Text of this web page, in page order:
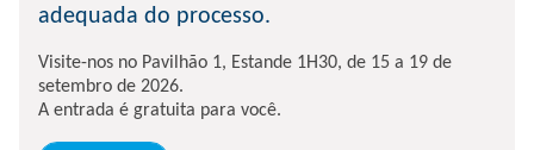
adequada do processo.
Visite-nos no Pavilhão 1, Estande 1H30, de 15 a 19 de
setembro de 2026.
A entrada é gratuita para você.